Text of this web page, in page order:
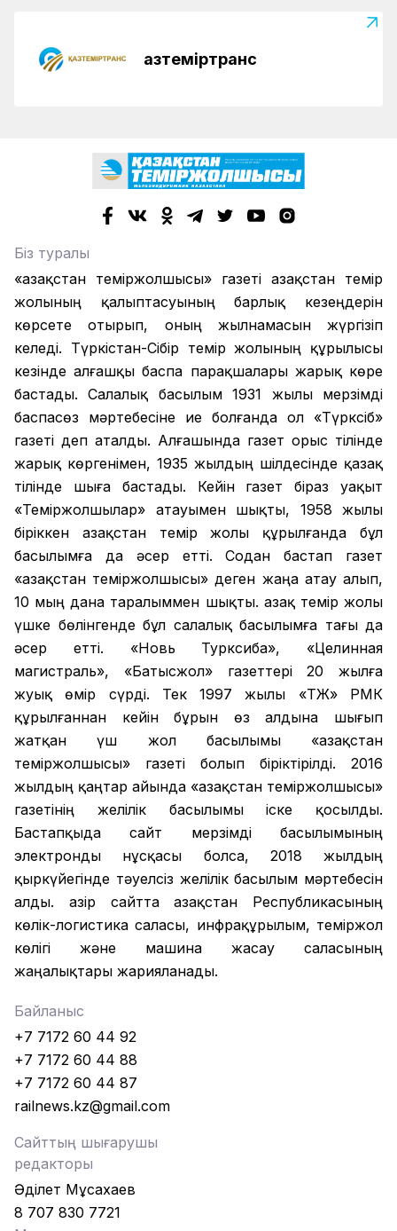
Қазтеміртранс
Біз туралы
«Қазақстан теміржолшысы» газеті Қазақстан темір
жолының қалыптасуының барлық кезеңдерін
көрсете отырып, оның жылнамасын жүргізіп
келеді. Түркістан-Сібір темір жолының құрылысы
кезінде алғашқы баспа парақшалары жарық көре
бастады. Салалық басылым 1931 жылы мерзімді
баспасөз мәртебесіне ие болғанда ол «Түрксіб»
газеті деп аталды. Алғашында газет орыс тілінде
жарық көргенімен, 1935 жылдың шілдесінде қазақ
тілінде шыға бастады. Кейін газет біраз уақыт
«Теміржолшылар» атауымен шықты, 1958 жылы
біріккен Қазақстан темір жолы құрылғанда бұл
басылымға да әсер етті. Содан бастап газет
«Қазақстан теміржолшысы» деген жаңа атау алып,
10 мың дана таралыммен шықты. Қазақ темір жолы
үшке бөлінгенде бұл салалық басылымға тағы да
әсер етті. «Новь Турксиба», «Целинная
магистраль», «Батысжол» газеттері 20 жылға
жуық өмір сүрді. Тек 1997 жылы «ҚТЖ» РМК
құрылғаннан кейін бұрын өз алдына шығып
жатқан үш жол басылымы «Қазақстан
теміржолшысы» газеті болып біріктірілді. 2016
жылдың қаңтар айында «Қазақстан теміржолшысы»
газетінің желілік басылымы іске қосылды.
Бастапқыда сайт мерзімді басылымының
электронды нұсқасы болса, 2018 жылдың
қыркүйегінде тәуелсіз желілік басылым мәртебесін
алды. Қазір сайтта Қазақстан Республикасының
көлік-логистика саласы, инфрақұрылым, теміржол
көлігі және машина жасау саласының
жаңалықтары жарияланады.
Байланыс
+7 7172 60 44 92
+7 7172 60 44 88
+7 7172 60 44 87
railnews.kz@gmail.com
Сайттың шығарушы
редакторы
Әділет Мұсахаев
8 707 830 7721